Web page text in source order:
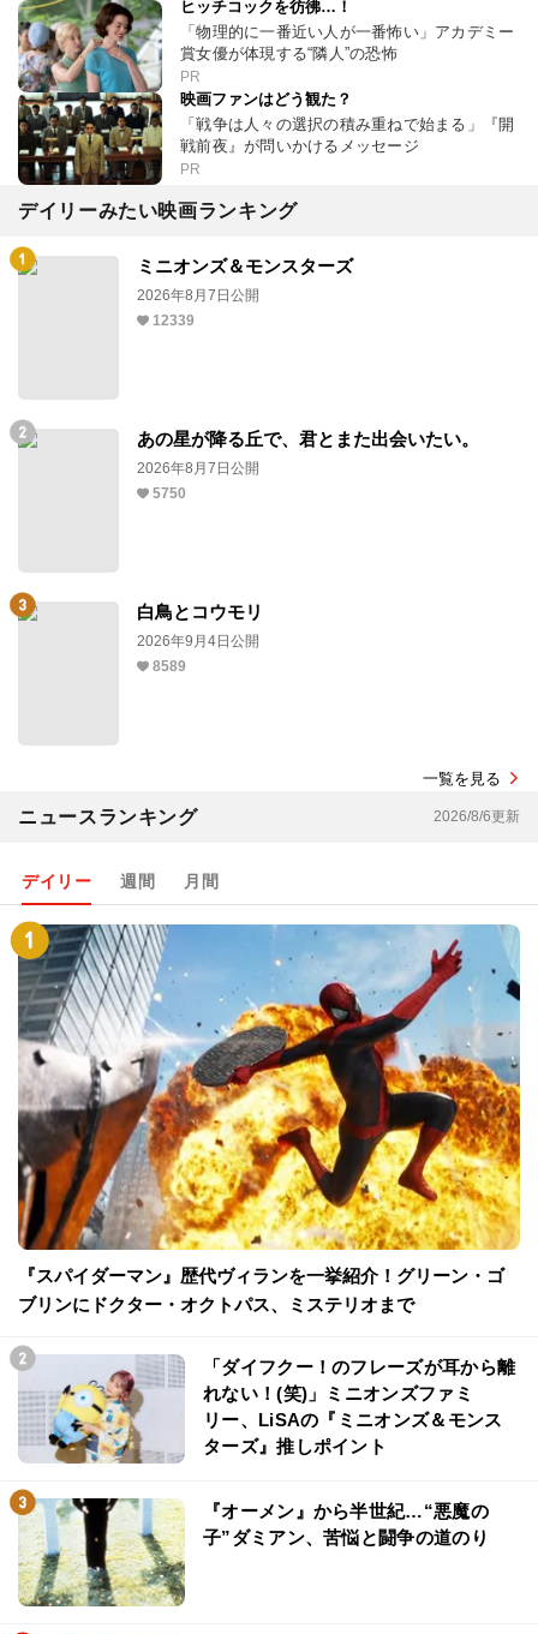
ヒッチコックを彷彿…！
「物理的に一番近い人が一番怖い」アカデミー
賞女優が体現する“隣人”の恐怖
PR
映画ファンはどう観た？
「戦争は人々の選択の積み重ねで始まる」『開
戦前夜』が問いかけるメッセージ
PR
デイリーみたい映画ランキング
ミニオンズ＆モンスターズ
2026年8月7日公開
12339
あの星が降る丘で、君とまた出会いたい。
2026年8月7日公開
5750
白鳥とコウモリ
2026年9月4日公開
8589
一覧を見る
ニュースランキング 2026/8/6更新
デイリー 週間 月間
『スパイダーマン』歴代ヴィランを一挙紹介！グリーン・ゴ
ブリンにドクター・オクトパス、ミステリオまで
「ダイフクー！のフレーズが耳から離
れない！(笑)」ミニオンズファミ
リー、LiSAの『ミニオンズ＆モンス
ターズ』推しポイント
『オーメン』から半世紀…“悪魔の
子”ダミアン、苦悩と闘争の道のり